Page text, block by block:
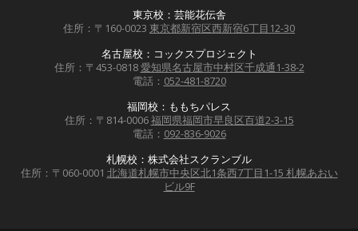
東京校：芸能花伝舎
住所：〒160-0023 東京都新宿区西新宿6丁目12-30
名古屋校：コックスプロジェクト
住所：〒453-0818愛知県名古屋市中村区千成通1-38-2
電話： 052-481-8720
福岡校：ももちパレス
住所：〒814-0006福岡県福岡市早良区百道2-3-15
電話： 092-836-9026
札幌校：株式会社スクランブル
住所：〒060-0001 北海道札幌市中央区北1条西7丁目1-15 札幌あおい
ビル9F